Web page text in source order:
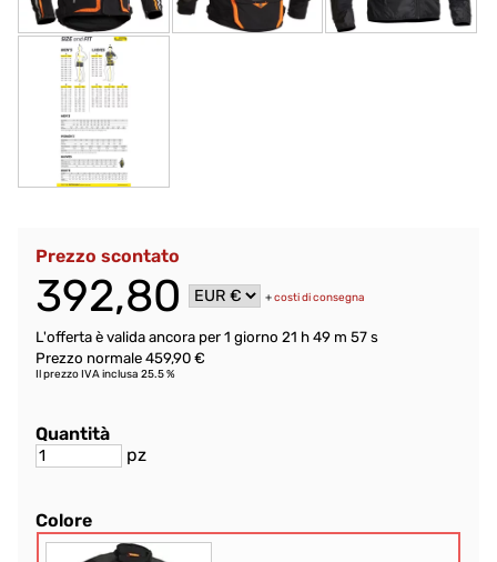
Prezzo scontato
392,80 +costi di consegna
L'offerta è valida ancora per 1 giorno 21 h 49 m 56 s
Prezzo normale 459,90 €
Il prezzo IVA inclusa 25.5 %
Quantità
pz
Colore